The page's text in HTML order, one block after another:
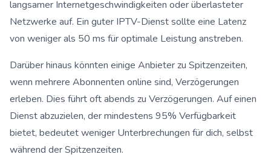
langsamer Internetgeschwindigkeiten oder überlasteter
Netzwerke auf. Ein guter IPTV-Dienst sollte eine Latenz
von weniger als 50 ms für optimale Leistung anstreben.
Darüber hinaus könnten einige Anbieter zu Spitzenzeiten,
wenn mehrere Abonnenten online sind, Verzögerungen
erleben. Dies führt oft abends zu Verzögerungen. Auf einen
Dienst abzuzielen, der mindestens 95% Verfügbarkeit
bietet, bedeutet weniger Unterbrechungen für dich, selbst
während der Spitzenzeiten.